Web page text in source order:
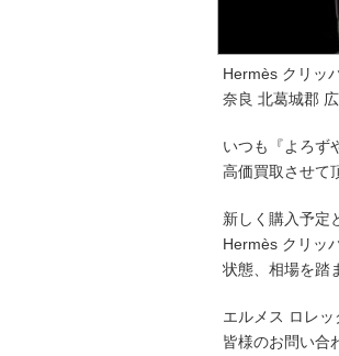
Hermès クリッ
奈良 北葛城郡
いつも『よろず
高価買取させて
新しく購入予定
Hermès クリッ
状態、相場を踏
エルメス ロレ
皆様のお問い合